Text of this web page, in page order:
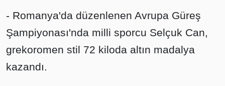
- Romanya'da düzenlenen Avrupa Güreş
Şampiyonası'nda milli sporcu Selçuk Can,
grekoromen stil 72 kiloda altın madalya
kazandı.